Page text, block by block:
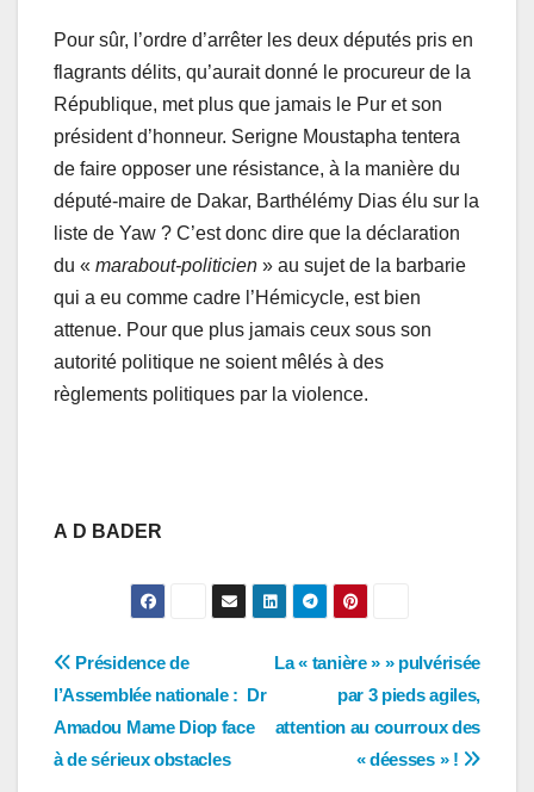
Pour sûr, l’ordre d’arrêter les deux députés pris en
flagrants délits, qu’aurait donné le procureur de la
République, met plus que jamais le Pur et son
président d’honneur. Serigne Moustapha tentera
de faire opposer une résistance, à la manière du
député-maire de Dakar, Barthélémy Dias élu sur la
liste de Yaw ? C’est donc dire que la déclaration
du « marabout-politicien » au sujet de la barbarie
qui a eu comme cadre l’Hémicycle, est bien
attenue. Pour que plus jamais ceux sous son
autorité politique ne soient mêlés à des
règlements politiques par la violence.
A D BADER
Navigation
de
l’article
La « tanière » » pulvérisée
par 3 pieds agiles,
attention au courroux des
« déesses » !
Présidence de
l’Assemblée nationale : Dr
Amadou Mame Diop face
à de sérieux obstacles